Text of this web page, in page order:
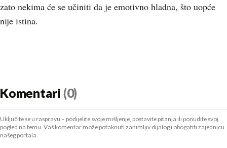
zato nekima će se učiniti da je emotivno hladna, što uopće
nije istina.
Komentari (0)
Uključite se u raspravu – podijelite svoje mišljenje, postavite pitanja ili ponudite svoj
pogled na temu. Vaš komentar može potaknuti zanimljiv dijalog i obogatiti zajednicu
našeg portala.